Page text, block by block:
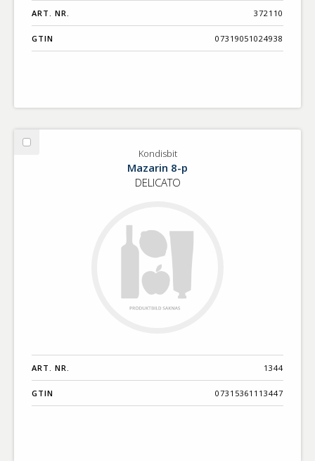
ART. NR. 372110
GTIN 07319051024938
Välj
Kondisbit
Mazarin 8-p
DELICATO
ART. NR. 1344
GTIN 07315361113447